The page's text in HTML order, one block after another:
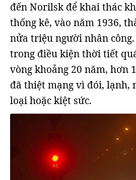
đến Norilsk để khai thác
thống kê, vào năm 1936,
nửa triệu người nhân
trong điều kiện thời tiết
vòng khoảng 20 năm, hơn
đã thiệt mạng vì đói, lạnh,
loại hoặc kiệt sức.